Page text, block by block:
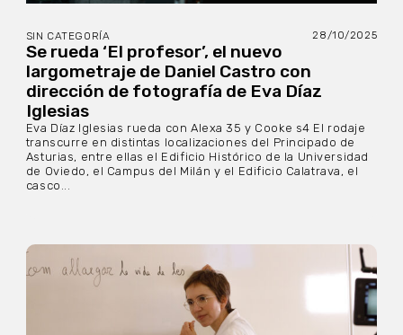
SIN CATEGORÍA 28/10/2025
Se rueda ‘El profesor’, el nuevo
largometraje de Daniel Castro con
dirección de fotografía de Eva Díaz
Iglesias
Eva Díaz Iglesias rueda con Alexa 35 y Cooke s4 El rodaje
transcurre en distintas localizaciones del Principado de
Asturias, entre ellas el Edificio Histórico de la Universidad
de Oviedo, el Campus del Milán y el Edificio Calatrava, el
casco...